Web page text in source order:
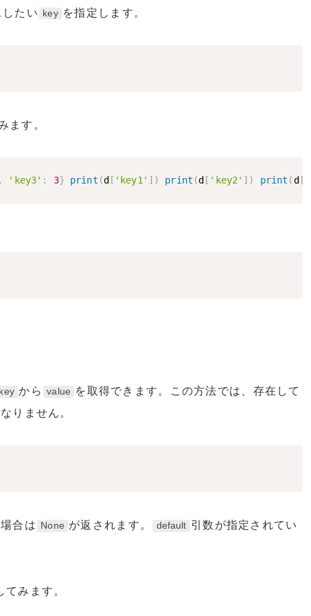
たい key を指定します。
ます。
, 'key3' : 3} print (d [ 'key1' ] ) print (d [ 'key2' ] ) print (d [
key から value を取得できます。この方法では、存在して
りません。
合は None が返されます。 default 引数が指定されてい
みます。